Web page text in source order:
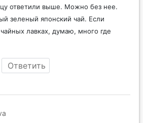
ответили выше. Можно без нее.
зеленый японский чай. Если
лавках, думаю, много где
Ответить